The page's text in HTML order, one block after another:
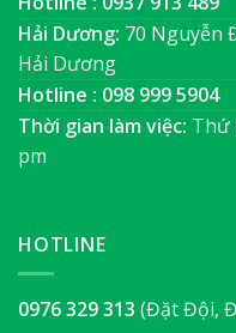
Hải Dương: 70 Nguyễn
Hải Dương
Hotline : 098 999 5904
Thời gian làm việc: Thứ
pm
HOTLINE
0976 329 313 (Đặt Đội,